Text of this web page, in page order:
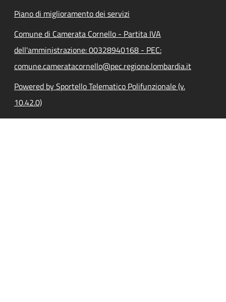
Piano di miglioramento dei servizi
Comune di Camerata Cornello - Partita IVA
dell'amministrazione: 00328940168 - PEC:
comune.cameratacornello@pec.regione.lombardia.it
Powered by Sportello Telematico Polifunzionale (v.
10.42.0)